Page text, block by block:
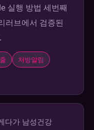
실행 방법 세번째
러브에서 검증된
처방알림
다가 남성건강